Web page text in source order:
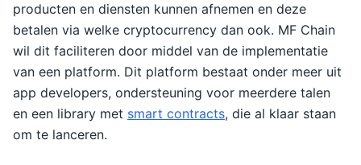
producten en diensten kunnen afnemen en deze
betalen via welke cryptocurrency dan ook. MF Chain
wil dit faciliteren door middel van de implementatie
van een platform. Dit platform bestaat onder meer uit
app developers, ondersteuning voor meerdere talen
en een library met smart contracts, die al klaar staan
om te lanceren.